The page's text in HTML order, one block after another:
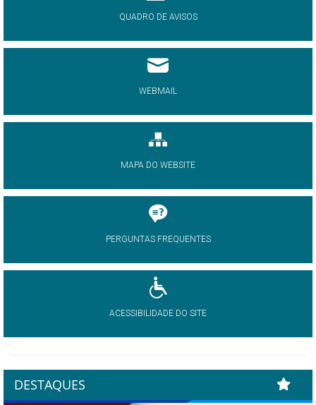
QUADRO DE AVISOS
WEBMAIL
MAPA DO WEBSITE
PERGUNTAS FREQUENTES
ACESSIBILIDADE DO SITE
DESTAQUES